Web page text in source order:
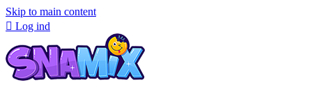
Skip to main content
 Log ind